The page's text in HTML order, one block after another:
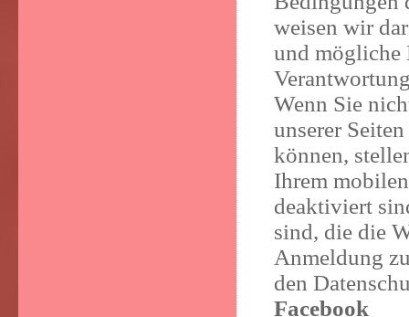
weisen wir
und mögliche
Wenn Sie
unserer
können,
Ihrem
deaktiviert
sind, die die
Anmeldung
den
Facebook